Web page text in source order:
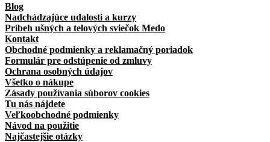
Blog
Nadchádzajúce udalosti a kurzy
Príbeh ušných a telových sviečok Medo
Kontakt
Obchodné podmienky a reklamačný poriadok
Formulár pre odstúpenie od zmluvy
Ochrana osobných údajov
Všetko o nákupe
Zásady používania súborov cookies
Tu nás nájdete
Veľkoobchodné podmienky
Návod na použitie
Najčastejšie otázky